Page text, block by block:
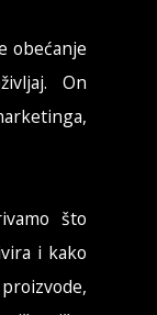
obećanje
On
što
i kako